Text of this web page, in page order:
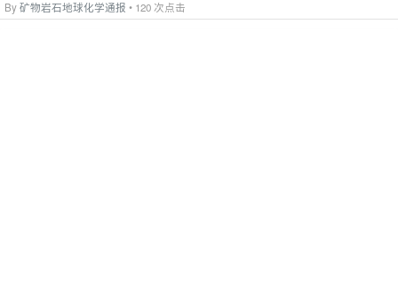
By矿物岩石地球化学通报 • 120 次点击